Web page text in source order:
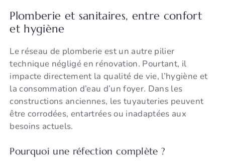
Plomberie et sanitaires, entre confort
et hygiène
Le réseau de plomberie est un autre pilier
technique négligé en rénovation. Pourtant, il
impacte directement la qualité de vie, l’hygiène et
la consommation d’eau d’un foyer. Dans les
constructions anciennes, les tuyauteries peuvent
être corrodées, entartrées ou inadaptées aux
besoins actuels.
Pourquoi une réfection complète ?